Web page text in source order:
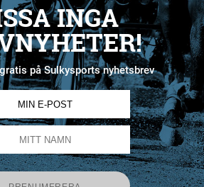
INGA
på Sulkysports nyhetsbrev